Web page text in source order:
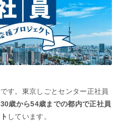
す。東京しごとセンター正社員
30歳から54歳までの都内で正社員
しています。